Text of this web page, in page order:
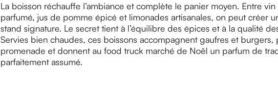
La boisson réchauffe l’ambiance et complète le panier moyen. Entre vin
parfumé, jus de pomme épicé et limonades artisanales, on peut créer
stand signature. Le secret tient à l’équilibre des épices et à la qualité
Servies bien chaudes, ces boissons accompagnent gaufres et burgers,
promenade et donnent au food truck marché de Noël un parfum de
parfaitement assumé.